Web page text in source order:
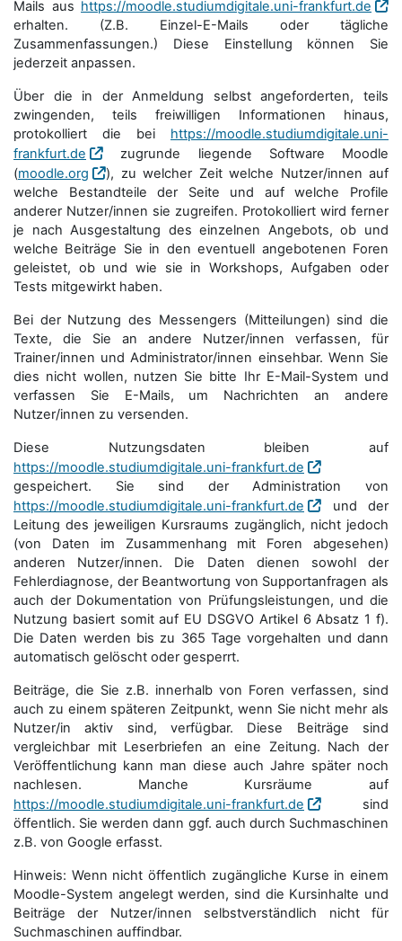
Mails aus https://moodle.studiumdigitale.uni-frankfurt.de
erhalten. (Z.B. Einzel-E-Mails oder tägliche
Zusammenfassungen.) Diese Einstellung können Sie
jederzeit anpassen.
Über die in der Anmeldung selbst angeforderten, teils
zwingenden, teils freiwilligen Informationen hinaus,
protokolliert die bei https://moodle.studiumdigitale.uni-
frankfurt.de
zugrunde liegende Software Moodle
(moodle.org
), zu welcher Zeit welche Nutzer/innen auf
welche Bestandteile der Seite und auf welche Profile
anderer Nutzer/innen sie zugreifen. Protokolliert wird ferner
je nach Ausgestaltung des einzelnen Angebots, ob und
welche Beiträge Sie in den eventuell angebotenen Foren
geleistet, ob und wie sie in Workshops, Aufgaben oder
Tests mitgewirkt haben.
Bei der Nutzung des Messengers (Mitteilungen) sind die
Texte, die Sie an andere Nutzer/innen verfassen, für
Trainer/innen und Administrator/innen einsehbar. Wenn Sie
dies nicht wollen, nutzen Sie bitte Ihr E-Mail-System und
verfassen Sie E-Mails, um Nachrichten an andere
Nutzer/innen zu versenden.
Diese Nutzungsdaten bleiben auf
https://moodle.studiumdigitale.uni-frankfurt.de
gespeichert. Sie sind der Administration von
https://moodle.studiumdigitale.uni-frankfurt.de
und der
Leitung des jeweiligen Kursraums zugänglich, nicht jedoch
(von Daten im Zusammenhang mit Foren abgesehen)
anderen Nutzer/innen. Die Daten dienen sowohl der
Fehlerdiagnose, der Beantwortung von Supportanfragen als
auch der Dokumentation von Prüfungsleistungen, und die
Nutzung basiert somit auf EU DSGVO Artikel 6 Absatz 1 f).
Die Daten werden bis zu 365 Tage vorgehalten und dann
automatisch gelöscht oder gesperrt.
Beiträge, die Sie z.B. innerhalb von Foren verfassen, sind
auch zu einem späteren Zeitpunkt, wenn Sie nicht mehr als
Nutzer/in aktiv sind, verfügbar. Diese Beiträge sind
vergleichbar mit Leserbriefen an eine Zeitung. Nach der
Veröffentlichung kann man diese auch Jahre später noch
nachlesen. Manche Kursräume auf
https://moodle.studiumdigitale.uni-frankfurt.de
sind
öffentlich. Sie werden dann ggf. auch durch Suchmaschinen
z.B. von Google erfasst.
Hinweis: Wenn nicht öffentlich zugängliche Kurse in einem
Moodle-System angelegt werden, sind die Kursinhalte und
Beiträge der Nutzer/innen selbstverständlich nicht für
Suchmaschi­nen auffindbar.